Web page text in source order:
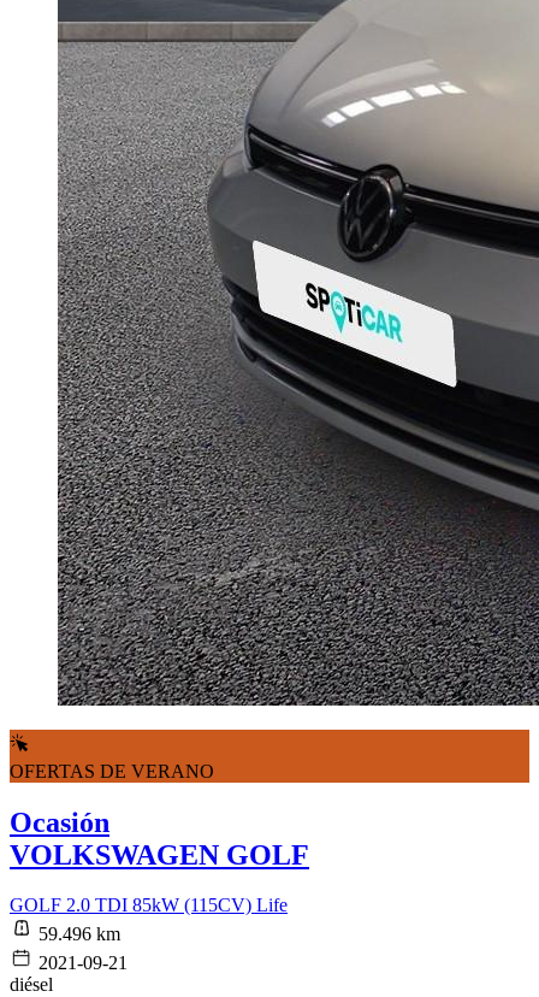
OFERTAS DE VERANO
Ocasión
VOLKSWAGEN GOLF
GOLF 2.0 TDI 85kW (115CV) Life
59.496 km
2021-09-21
diésel